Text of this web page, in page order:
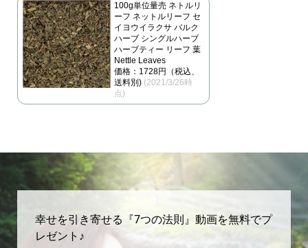
100g単位量売 ネトルリ
ーフ ネットルリーフ セ
イヨウイラクサ バルク
ハーブ シングルハーブ
ハーブティー リーフ 葉
Nettle Leaves
価格：1728円（税込、
送料別) (2021/3/26時
点)
幸せを引き寄せる『7つの法則』動画を無料でプ
レゼント♪